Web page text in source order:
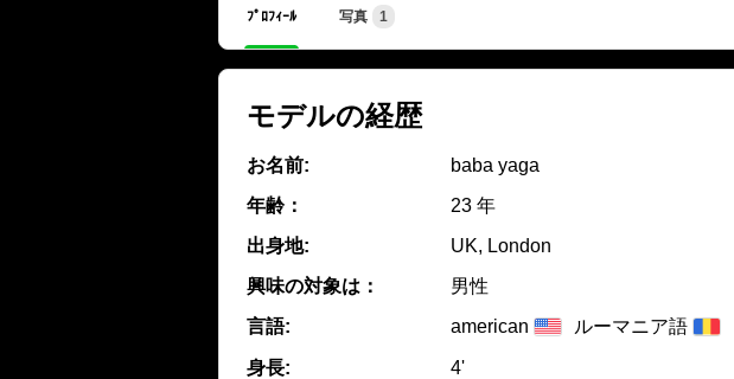
ﾌﾟﾛﾌｨｰﾙ 写真 1
モデルの経歴
お名前:
baba yaga
年齢：
23 年
出身地:
UK, London
興味の対象は：
男性
言語:
american ルーマニア語
身長: 4'